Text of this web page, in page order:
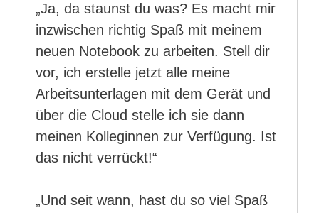
„Ja, da staunst du was? Es macht mir
inzwischen richtig Spaß mit meinem
neuen Notebook zu arbeiten. Stell dir
vor, ich erstelle jetzt alle meine
Arbeitsunterlagen mit dem Gerät und
über die Cloud stelle ich sie dann
meinen Kolleginnen zur Verfügung. Ist
das nicht verrückt!“
„Und seit wann, hast du so viel Spaß